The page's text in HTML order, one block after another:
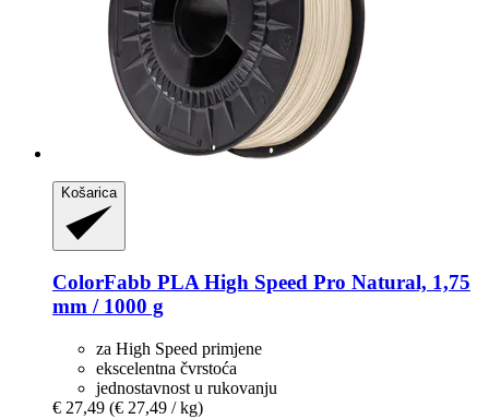
Košarica
ColorFabb PLA High Speed Pro Natural, 1,75
mm / 1000 g
za High Speed primjene
ekscelentna čvrstoća
jednostavnost u rukovanju
€ 27,49 (€ 27,49 / kg)